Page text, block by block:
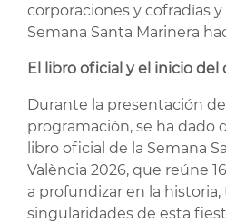
corporaciones y cofradías
Semana Santa Marinera
El libro oficial y el inicio del
Durante la presentación
programación, se ha dado
libro oficial de la Semana
València 2026, que reúne
a profundizar en la
singularidades de esta